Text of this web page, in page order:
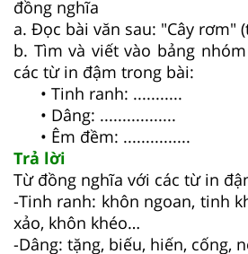
đồng nghĩa
a. Đọc bài văn sau: "Cây rơm"
b. Tìm và viết vào bảng
các từ in đậm trong bài:
• Tinh ranh: ...........
• Dâng: .................
• Êm đềm: ...............
Trả lời
Từ đồng nghĩa với các từ in
-Tinh ranh: khôn ngoan, tinh
xảo, khôn khéo…
-Dâng: tặng, biếu, hiến, cống,